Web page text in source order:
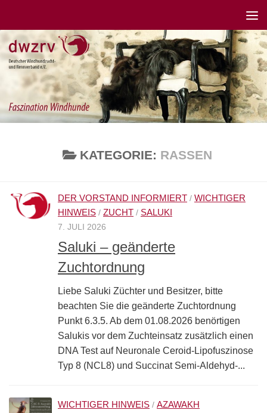
KATEGORIE: RASSEN
DER VORSTAND INFORMIERT / WICHTIGER
HINWEIS / ZUCHT / SALUKI
7. JULI 2026
Saluki – geänderte
Zuchtordnung
Liebe Saluki Züchter und Besitzer, bitte
beachten Sie die geänderte Zuchtordnung
Punkt 6.3.5. Ab dem 01.08.2026 benörtigen
Salukis vor dem Zuchteinsatz zusätzlich einen
DNA Test auf Neuronale Ceroid-Lipofuszinose
Typ 8 (NCL8) und Succinat Semi-Aldehyd-...
WICHTIGER HINWEIS / AZAWAKH